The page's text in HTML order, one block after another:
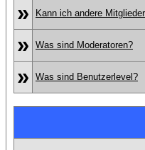
» Kann ich andere
» Was sind Moderatoren?
» Was sind Benutzerlevel?